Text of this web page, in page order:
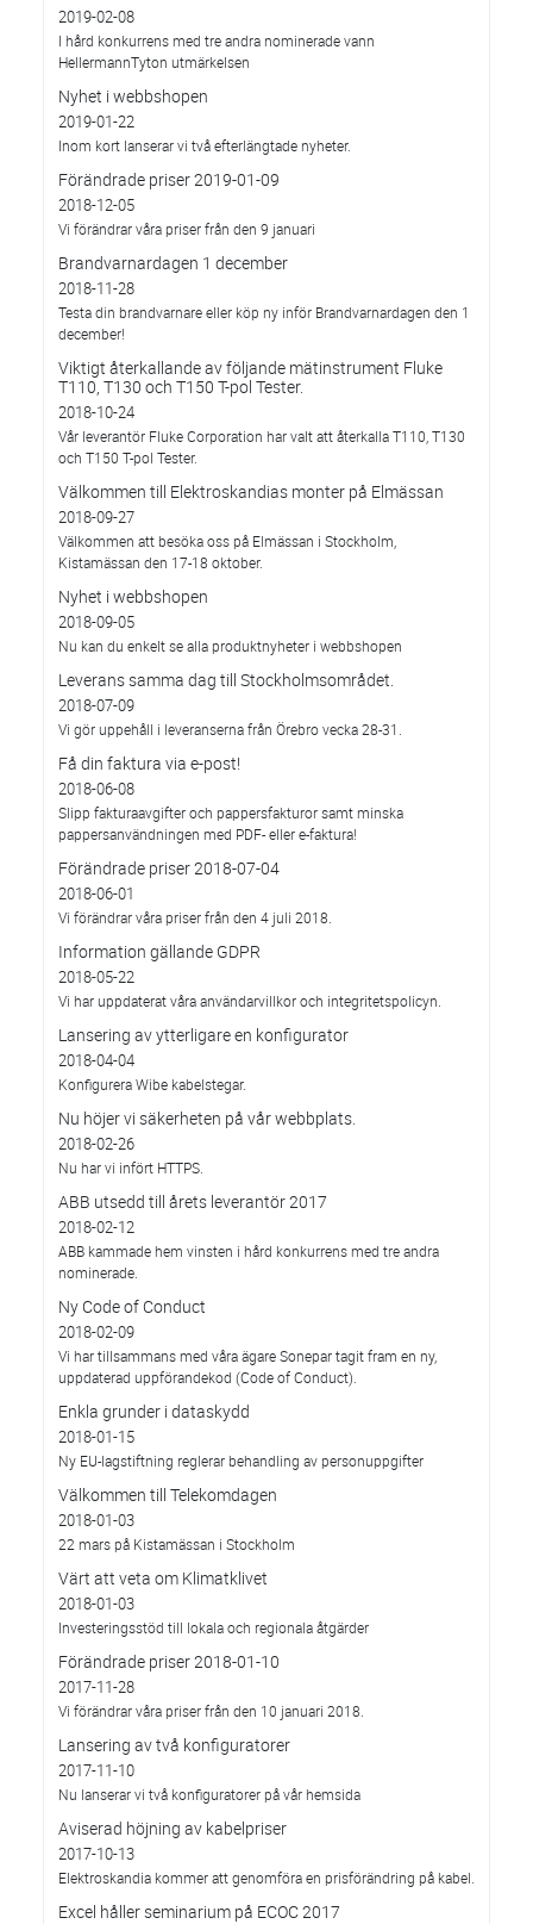
2019-02-08
I hård konkurrens med tre andra nominerade vann
HellermannTyton utmärkelsen
Nyhet i webbshopen
2019-01-22
Inom kort lanserar vi två efterlängtade nyheter.
Förändrade priser 2019-01-09
2018-12-05
Vi förändrar våra priser från den 9 januari
Brandvarnardagen 1 december
2018-11-28
Testa din brandvarnare eller köp ny inför Brandvarnardagen den 1
december!
Viktigt återkallande av följande mätinstrument Fluke
T110, T130 och T150 T-pol Tester.
2018-10-24
Vår leverantör Fluke Corporation har valt att återkalla T110, T130
och T150 T-pol Tester.
Välkommen till Elektroskandias monter på Elmässan
2018-09-27
Välkommen att besöka oss på Elmässan i Stockholm,
Kistamässan den 17-18 oktober.
Nyhet i webbshopen
2018-09-05
Nu kan du enkelt se alla produktnyheter i webbshopen
Leverans samma dag till Stockholmsområdet.
2018-07-09
Vi gör uppehåll i leveranserna från Örebro vecka 28-31.
Få din faktura via e-post!
2018-06-08
Slipp fakturaavgifter och pappersfakturor samt minska
pappersanvändningen med PDF- eller e-faktura!
Förändrade priser 2018-07-04
2018-06-01
Vi förändrar våra priser från den 4 juli 2018.
Information gällande GDPR
2018-05-22
Vi har uppdaterat våra användarvillkor och integritetspolicyn.
Lansering av ytterligare en konfigurator
2018-04-04
Konfigurera Wibe kabelstegar.
Nu höjer vi säkerheten på vår webbplats.
2018-02-26
Nu har vi infört HTTPS.
ABB utsedd till årets leverantör 2017
2018-02-12
ABB kammade hem vinsten i hård konkurrens med tre andra
nominerade.
Ny Code of Conduct
2018-02-09
Vi har tillsammans med våra ägare Sonepar tagit fram en ny,
uppdaterad uppförandekod (Code of Conduct).
Enkla grunder i dataskydd
2018-01-15
Ny EU-lagstiftning reglerar behandling av personuppgifter
Välkommen till Telekomdagen
2018-01-03
22 mars på Kistamässan i Stockholm
Värt att veta om Klimatklivet
2018-01-03
Investeringsstöd till lokala och regionala åtgärder
Förändrade priser 2018-01-10
2017-11-28
Vi förändrar våra priser från den 10 januari 2018.
Lansering av två konfiguratorer
2017-11-10
Nu lanserar vi två konfiguratorer på vår hemsida
Aviserad höjning av kabelpriser
2017-10-13
Elektroskandia kommer att genomföra en prisförändring på kabel.
Excel håller seminarium på ECOC 2017